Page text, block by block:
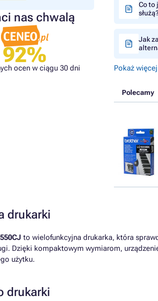
nas chwalą
92%
ocen w ciągu 30 dni
Co to
Jak
Pokaż
Polecamy
drukarki
to wielofunkcyjna drukarka, która
Dzięki kompaktowym wymiarom,
użytku.
drukarki